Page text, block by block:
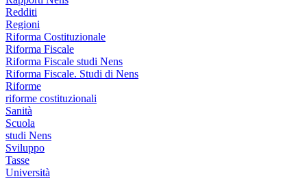
Redditi
Regioni
Riforma Costituzionale
Riforma Fiscale
Riforma Fiscale studi Nens
Riforma Fiscale. Studi di Nens
Riforme
riforme costituzionali
Sanità
Scuola
studi Nens
Sviluppo
Tasse
Università